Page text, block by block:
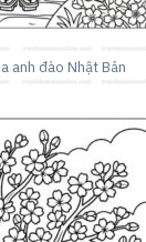
anh đào Nhật Bản